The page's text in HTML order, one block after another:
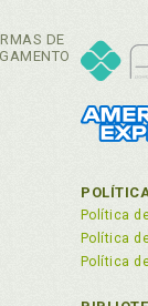
DE
Política
Política
Política